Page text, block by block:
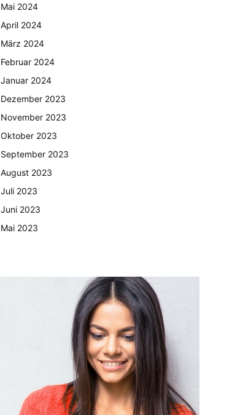
Mai 2024
April 2024
März 2024
Februar 2024
Januar 2024
Dezember 2023
November 2023
Oktober 2023
September 2023
August 2023
Juli 2023
Juni 2023
Mai 2023